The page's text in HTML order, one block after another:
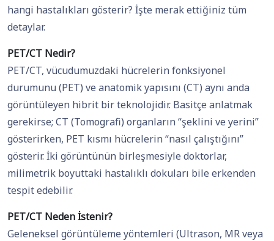
hangi hastalıkları gösterir? İşte merak ettiğiniz tüm
detaylar.
PET/CT Nedir?
PET/CT, vücudumuzdaki hücrelerin fonksiyonel
durumunu (PET) ve anatomik yapısını (CT) aynı anda
görüntüleyen hibrit bir teknolojidir. Basitçe anlatmak
gerekirse; CT (Tomografi) organların “şeklini ve yerini”
gösterirken, PET kısmı hücrelerin “nasıl çalıştığını”
gösterir. İki görüntünün birleşmesiyle doktorlar,
milimetrik boyuttaki hastalıklı dokuları bile erkenden
tespit edebilir.
PET/CT Neden İstenir?
Geleneksel görüntüleme yöntemleri (Ultrason, MR veya